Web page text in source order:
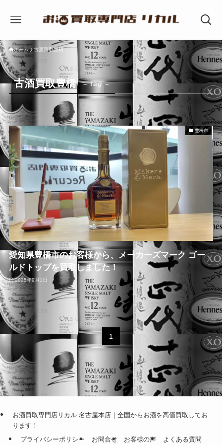
ホーム 古酒買取豊橋
古酒買取豊橋 – tag –
豊橋市
愛知県豊橋市のお客様から、メーカーズマーク ゴー
ルドトップを買取しました！
2025年9月1日
1
お酒買取専門店リカル 名古屋本店｜全国からお酒を高価買取してお
ります！
プライバシーポリシー
お問合せ お客様の声 よくある質問